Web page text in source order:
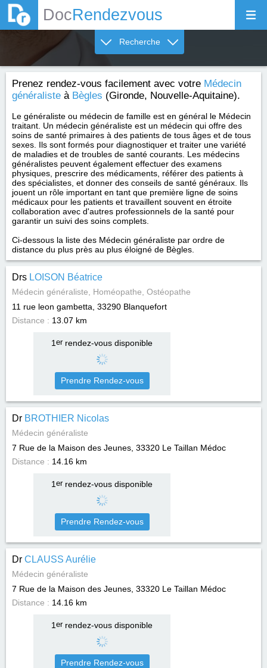
DocRendezvous
Recherche
Prenez rendez-vous facilement avec votre Médecin
généraliste à Bègles (Gironde, Nouvelle-Aquitaine).
Le généraliste ou médecin de famille est en général le Médecin
traitant. Un médecin généraliste est un médecin qui offre des
soins de santé primaires à des patients de tous âges et de tous
sexes. Ils sont formés pour diagnostiquer et traiter une variété
de maladies et de troubles de santé courants. Les médecins
généralistes peuvent également effectuer des examens
physiques, prescrire des médicaments, référer des patients à
des spécialistes, et donner des conseils de santé généraux. Ils
jouent un rôle important en tant que première ligne de soins
médicaux pour les patients et travaillent souvent en étroite
collaboration avec d'autres professionnels de la santé pour
garantir un suivi des soins complets.
Ci-dessous la liste des Médecin généraliste par ordre de
distance du plus près au plus éloigné de Bègles.
Drs LOISON Béatrice
Médecin généraliste, Homéopathe, Ostéopathe
11 rue leon gambetta, 33290 Blanquefort
Distance : 13.07 km
1 errendez-vous disponible
Prendre Rendez-vous
Dr BROTHIER Nicolas
Médecin généraliste
7 Rue de la Maison des Jeunes, 33320 Le Taillan Médoc
Distance : 14.16 km
1 errendez-vous disponible
Prendre Rendez-vous
Dr CLAUSS Aurélie
Médecin généraliste
7 Rue de la Maison des Jeunes, 33320 Le Taillan Médoc
Distance : 14.16 km
1 errendez-vous disponible
Prendre Rendez-vous